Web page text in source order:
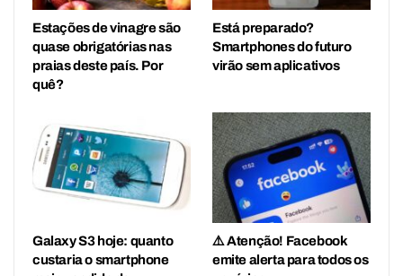
Estações de vinagre são
quase obrigatórias nas
praias deste país. Por
quê?
Está preparado?
Smartphones do futuro
virão sem aplicativos
Galaxy S3 hoje: quanto
custaria o smartphone
⚠️ Atenção! Facebook
emite alerta para todos os